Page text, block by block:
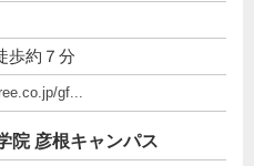
歩約７分
gf...
院 彦根キャンパス